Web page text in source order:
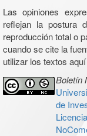
Las opiniones
reflejan la postura
reproducción total o
cuando se cite la
utilizar los textos
Boletín
de